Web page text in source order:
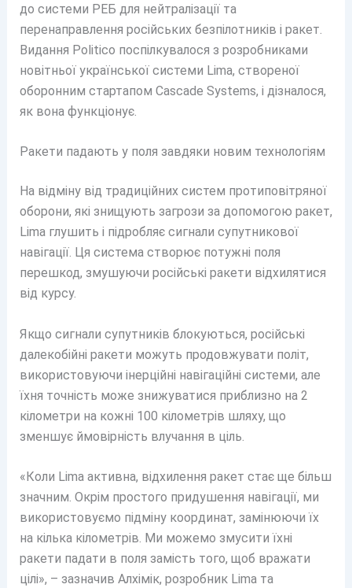
до системи РЕБ для нейтралізації та
перенаправлення російських безпілотників і ракет.
Видання Politico поспілкувалося з розробниками
новітньої української системи Lima, створеної
оборонним стартапом Cascade Systems, і дізналося,
як вона функціонує.
Ракети падають у поля завдяки новим технологіям
На відміну від традиційних систем протиповітряної
оборони, які знищують загрози за допомогою ракет,
Lima глушить і підробляє сигнали супутникової
навігації. Ця система створює потужні поля
перешкод, змушуючи російські ракети відхилятися
від курсу.
Якщо сигнали супутників блокуються, російські
далекобійні ракети можуть продовжувати політ,
використовуючи інерційні навігаційні системи, але
їхня точність може знижуватися приблизно на 2
кілометри на кожні 100 кілометрів шляху, що
зменшує ймовірність влучання в ціль.
«Коли Lima активна, відхилення ракет стає ще більш
значним. Окрім простого придушення навігації, ми
використовуємо підміну координат, замінюючи їх
на кілька кілометрів. Ми можемо змусити їхні
ракети падати в поля замість того, щоб вражати
цілі», – зазначив Алхімік, розробник Lima та